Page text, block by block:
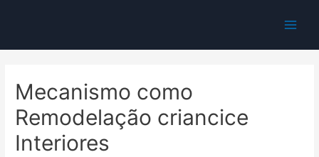
Mecanismo como
Remodelação criancice
Interiores